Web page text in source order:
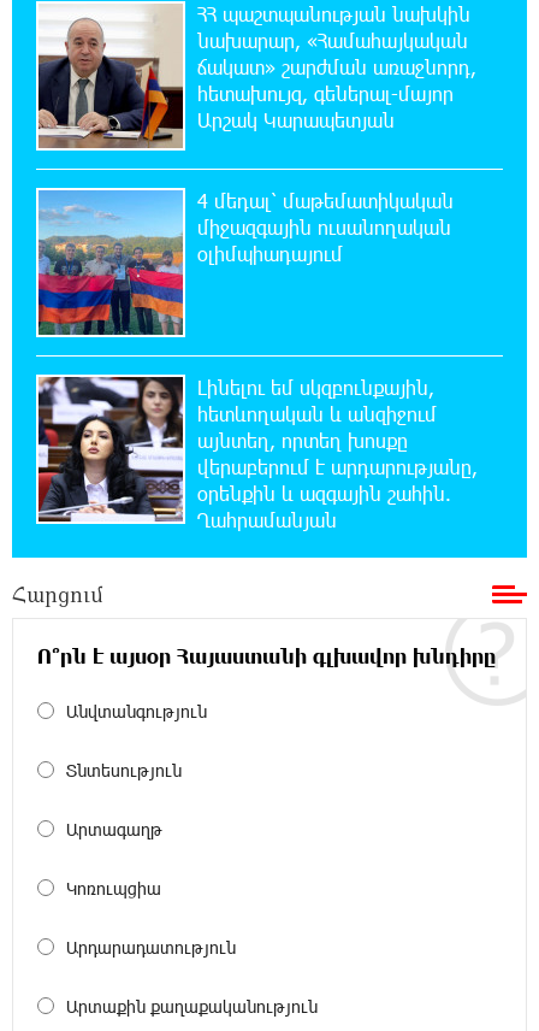
19:42:39 6-08-2026
Վրաստանում պետական ​​պաշտոնյային
կաշառելու փորձի համար քաղաքացի է
ձերբակալվել
19:25:15 6-08-2026
ՌԴ-ն պատրաստ է շարունակել Հայաստանի
երկաթուղիների կոնցեսիոն կառավարումը.
Օվերչուկ
19:07:40 6-08-2026
Հայաստանի բնակչության թիվը շուրջ 7
հազարով ավելացել է
18:49:45 6-08-2026
Իսրայելի ՊԲ-ն հարձակվել է Լիբանանում
«Հըզբոլլահ»-ի հրամանատարական կետերի
և պահեստների վրա
համաձայնության են եկել Յան Դիոմանդեի
տրանսֆերի վերաբերյալ
18:19:28 6-08-2026
առաջարկում է պահանջարկ չունեցող
մասնագիտություններ. Ատոմ Մխիթարյան
ազգային ողբերգություն է․ Ավետիք
Չպետք է լռել, պետք է խոսել Բաքվի ռեժիմի
ՀՀ պաշտպանության նախկին
նախարար, «Համահայկական
ճակատ» շարժման առաջնորդ,
հետախույզ, գեներալ-մայոր
Արշակ Կարապետյան
4 մեդալ՝ մաթեմատիկական
միջազգային ուսանողական
օլիմպիադայում
Լինելու եմ սկզբունքային,
հետևողական և անզիջում
այնտեղ, որտեղ խոսքը
վերաբերում է արդարությանը,
օրենքին և ազգային շահին.
Ղահրամանյան
Հարցում
Ո՞րն է այսօր Հայաստանի գլխավոր խնդիրը
Անվտանգություն
Տնտեսություն
Արտագաղթ
Կոռուպցիա
Արդարադատություն
Արտաքին քաղաքականություն